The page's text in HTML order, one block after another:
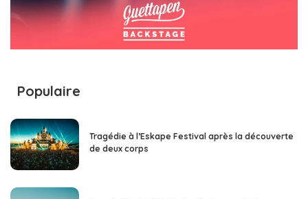
Populaire
Tragédie à l’Eskape Festival après la découverte
de deux corps